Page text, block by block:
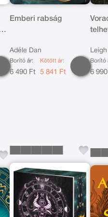
Emberi rabság
Adéle Dan
Borító ár:
6 490 Ft
Kötött ár:
5 841 Ft
Borító
6